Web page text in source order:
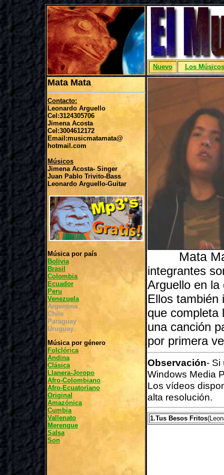
Nuevo Los Músicos
Mata Mata
Contacto:
Leonardo Arguello
Cel:3124305706
Jimena Acosta
Cel:3004612172
Email:musicmatamata@
hotmail.com
Músicos
Jimena Acosta- Singer
Juan Pablo Trivito-Bass
Leonardo Arguello-Guitar
Música por país
Bolivia
Brasil
Colombia
Ecuador
Peru
Venezuela
Argentina
Chile
Paraguay
Uruguay
Música por género
Folclórica
Andina
Clásica
Llanera-Joropo
Afro-Colombiano
Afro-Ecuatoriano
Original
Amazónica
Cumbia
Vallenato
Merengue
Salsa
Son
Mata
integrantes
Arguello en
Ellos también
que completa
una canción
por primera
Observación- Si
Windows Media
Los vídeos
alta resolución.
1.Tus Besos Fritos